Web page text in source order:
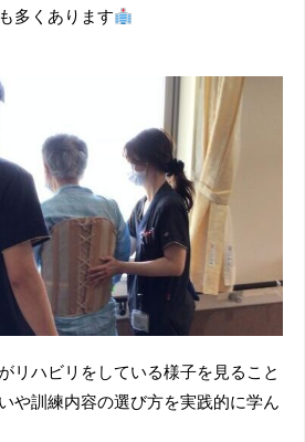
多くあります
リハビリをしている様子を見ること
や訓練内容の選び方を実践的に学ん